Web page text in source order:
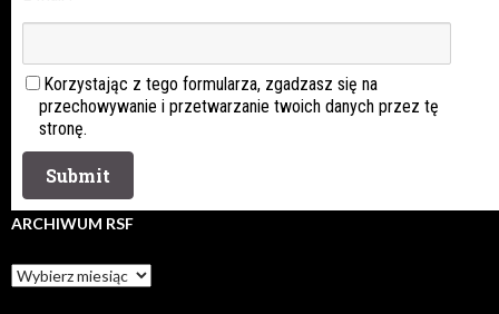
Korzystając z tego formularza, zgadzasz się na
przechowywanie i przetwarzanie twoich danych przez tę
stronę.
ARCHIWUM RSF
Archiwum
rsf